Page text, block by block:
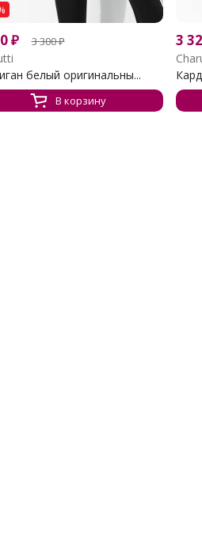
₽ 3 300₽
белый оригинальны...
В корзину
3